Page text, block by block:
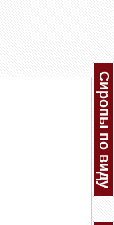
Сиропы по виду